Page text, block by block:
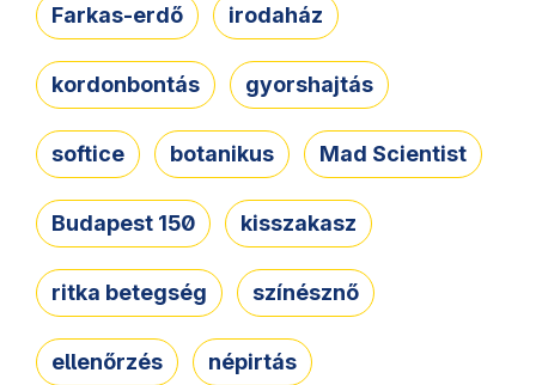
Farkas-erdő irodaház
kordonbontás gyorshajtás
softice botanikus Mad Scientist
Budapest 150 kisszakasz
ritka betegség színésznő
ellenőrzés népirtás